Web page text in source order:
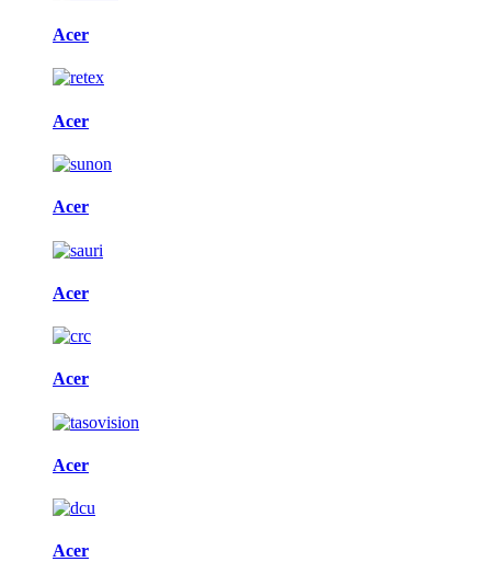
Acer
Acer
Acer
Acer
Acer
Acer
Acer